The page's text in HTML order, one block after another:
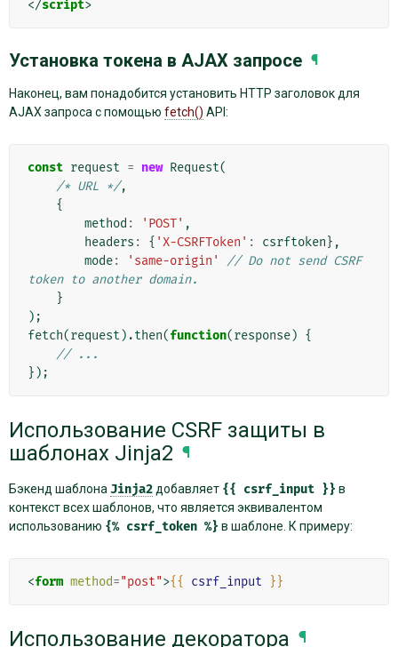
</script>
Установка токена в AJAX запросе ¶
Наконец, вам понадобится установить HTTP заголовок для
AJAX запроса с помощью fetch() API:
const request = new Request(
/* URL */,
{
method : 'POST' ,
headers : { 'X-CSRFToken' : csrftoken},
mode: 'same-origin'
// Do not send CSRF
token to another domain.
}
);
fetch(request ).then(function(response) {
// ...
});
Использование CSRF защиты в
шаблонах Jinja2 ¶
Бэкенд шаблона Jinja2 добавляет {{ csrf_input }} в
контекст всех шаблонов, что является эквивалентом
использованию {% csrf_token %} в шаблоне. К примеру:
<form method="post">{{ csrf_input }}
Использование декоратора ¶